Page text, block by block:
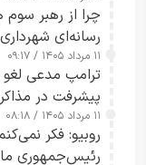
چرا از رهبر
رسانه‌ای
جاسوسی گفت
۱۱ مرداد ۱۴۰۵ / ۰۹:۱۷
پیشرفت در
۱۱ مرداد ۱۴۰۵ / ۰۸:۱۸
روبیو: فکر
رئیس‌جمهوری